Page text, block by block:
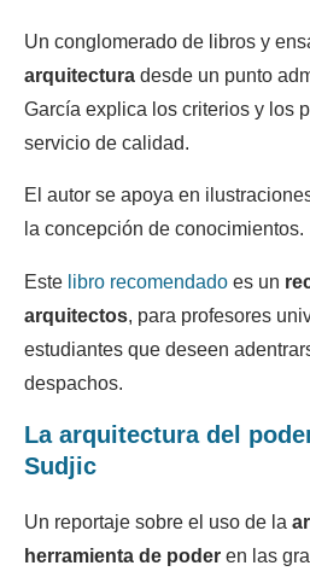
Un conglomerado de libros y
arquitectura desde un punto
García explica los criterios y los
servicio de calidad.
El autor se apoya en
la concepción de conocimientos.
Este libro recomendado es un
arquitectos, para profesores
estudiantes que deseen
despachos.
La arquitectura del
Sudjic
Un reportaje sobre el uso de la
herramienta de poder en las